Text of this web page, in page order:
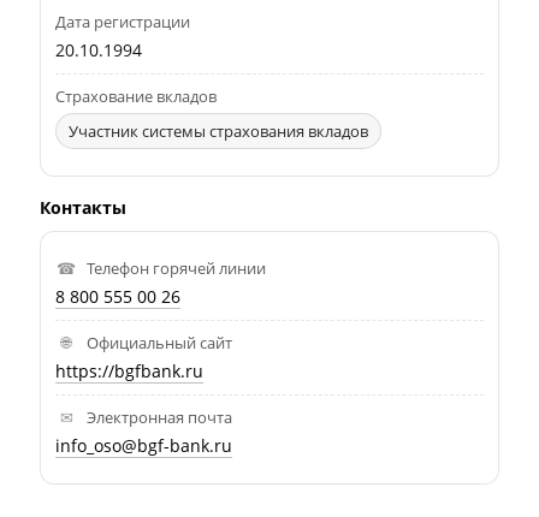
Дата регистрации
20.10.1994
Страхование вкладов
Участник системы страхования вкладов
Контакты
Телефон горячей линии
8 800 555 00 26
Официальный сайт
https://bgfbank.ru
Электронная почта
info_oso@bgf-bank.ru